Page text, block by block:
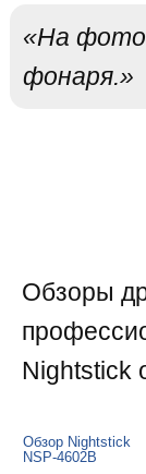
«На фото
фонаря.»
Обзоры
Nightstick
Обзор Nightstick
NSP-4602B